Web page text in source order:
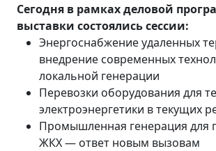
Сегодня в рамках деловой
выставки состоялись сессии:
Энергоснабжение удаленных
внедрение современных
локальной генерации
Перевозки оборудования для
электроэнергетики в текущих
Промышленная генерация для
ЖКХ — ответ новым вызовам